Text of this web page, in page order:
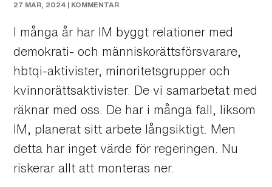
27 MAR, 2024 | KOMMENTAR
I många år har IM byggt relationer med
demokrati- och människorättsförsvarare,
hbtqi-aktivister, minoritetsgrupper och
kvinnorättsaktivister. De vi samarbetat med
räknar med oss. De har i många fall, liksom
IM, planerat sitt arbete långsiktigt. Men
detta har inget värde för regeringen. Nu
riskerar allt att monteras ner.